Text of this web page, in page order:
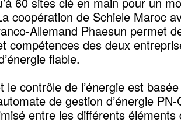
coopération de Schiele Maroc
Allemand Phaesun permet
compétences des deux
fiable.
le contrôle de l’énergie est
de gestion d’énergie
entre les différents